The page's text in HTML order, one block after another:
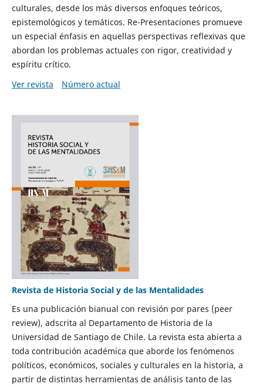
culturales, desde los más diversos enfoques teóricos,
epistemológicos y temáticos. Re-Presentaciones promueve
un especial énfasis en aquellas perspectivas reflexivas que
abordan los problemas actuales con rigor, creatividad y
espíritu crítico.
Ver revista
Número actual
Revista de Historia Social y de las Mentalidades
Es una publicación bianual con revisión por pares (peer
review), adscrita al Departamento de Historia de la
Universidad de Santiago de Chile. La revista esta abierta a
toda contribución académica que aborde los fenómenos
políticos, económicos, sociales y culturales en la historia, a
partir de distintas herramientas de análisis tanto de las